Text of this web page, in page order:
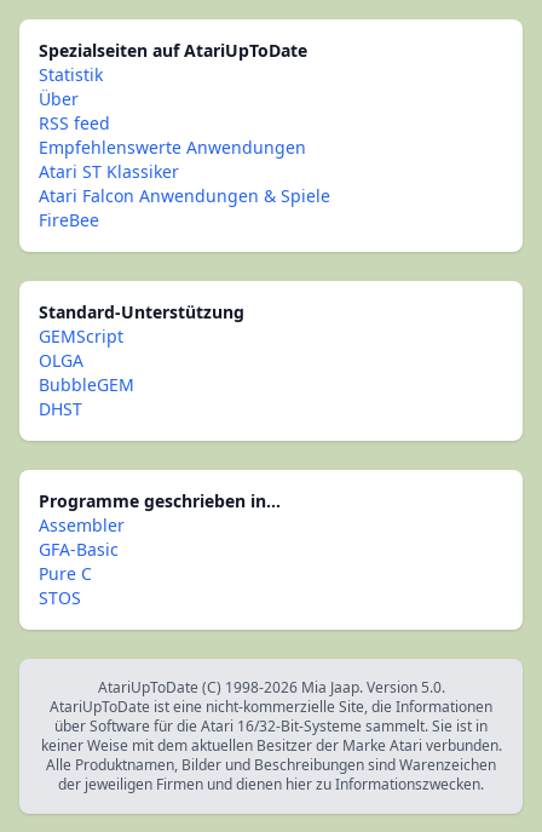
Spezialseiten auf AtariUpToDate
Statistik
Über
RSS feed
Empfehlenswerte Anwendungen
Atari ST Klassiker
Atari Falcon Anwendungen & Spiele
FireBee
Standard-Unterstützung
GEMScript
OLGA
BubbleGEM
DHST
Programme geschrieben in...
Assembler
GFA-Basic
Pure C
STOS
AtariUpToDate (C) 1998-2026 Mia Jaap. Version 5.0.
AtariUpToDate ist eine nicht-kommerzielle Site, die Informationen
über Software für die Atari 16/32-Bit-Systeme sammelt. Sie ist in
keiner Weise mit dem aktuellen Besitzer der Marke Atari verbunden.
Alle Produktnamen, Bilder und Beschreibungen sind Warenzeichen
der jeweiligen Firmen und dienen hier zu Informationszwecken.